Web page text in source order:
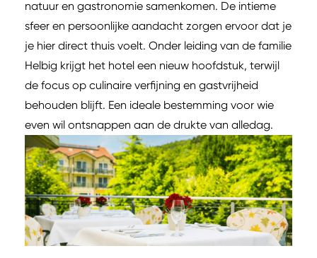
natuur en gastronomie samenkomen. De intieme
sfeer en persoonlijke aandacht zorgen ervoor dat je
je hier direct thuis voelt. Onder leiding van de familie
Helbig krijgt het hotel een nieuw hoofdstuk, terwijl
de focus op culinaire verfijning en gastvrijheid
behouden blijft. Een ideale bestemming voor wie
even wil ontsnappen aan de drukte van alledag.